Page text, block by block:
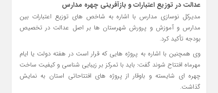
عدالت در توزیع اعتبارات و بازآفرینی چهره مدارس
مدیرکل نوسازی مدارس با اشاره به شاخص‌ های توزیع اعتبارات بین
مدارس و آموزش و پرورش شهرستان‌ ها بر اصل عدالت در تخصیص
بودجه تأکید کرد.
وی همچنین با اشاره به پروژه‌ هایی که قرار است در هفته دولت یا ایام
مهرماه افتتاح شوند گفت: باید با تمرکز بر زیبایی‌ شناسی و کیفیت ساخت
چهره‌ ای شایسته و باوقار از پروژه‌ های افتتاحاتی استان به نمایش
گذاشت.